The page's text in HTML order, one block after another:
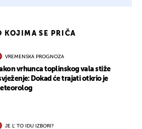
KOJIMA SE PRIČA
VREMENSKA PROGNOZA
vrhunca toplinskog vala stiže
Dokad će trajati otkrio je
JE L' TO IDU IZBORI?